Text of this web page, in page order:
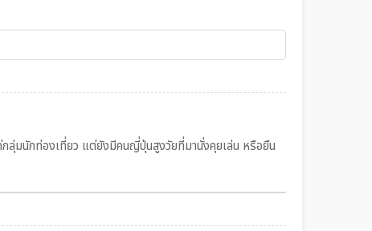
กลุ่มนักท่องเที่ยว แต่ยังมีคนญี่ปุ่นสูงวัยที่มานั่งคุยเล่น หรือยืน